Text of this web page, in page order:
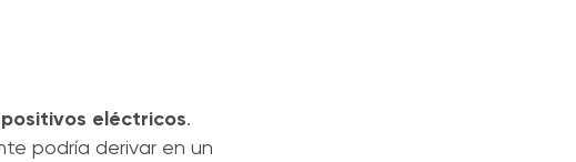
eléctricos.
podría derivar en un